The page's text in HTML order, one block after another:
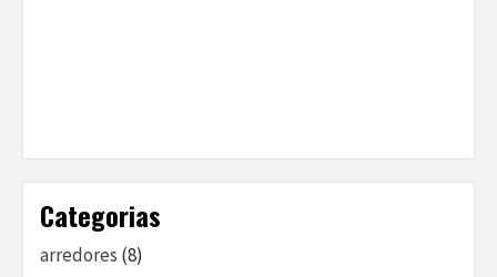
Categorias
arredores (8)